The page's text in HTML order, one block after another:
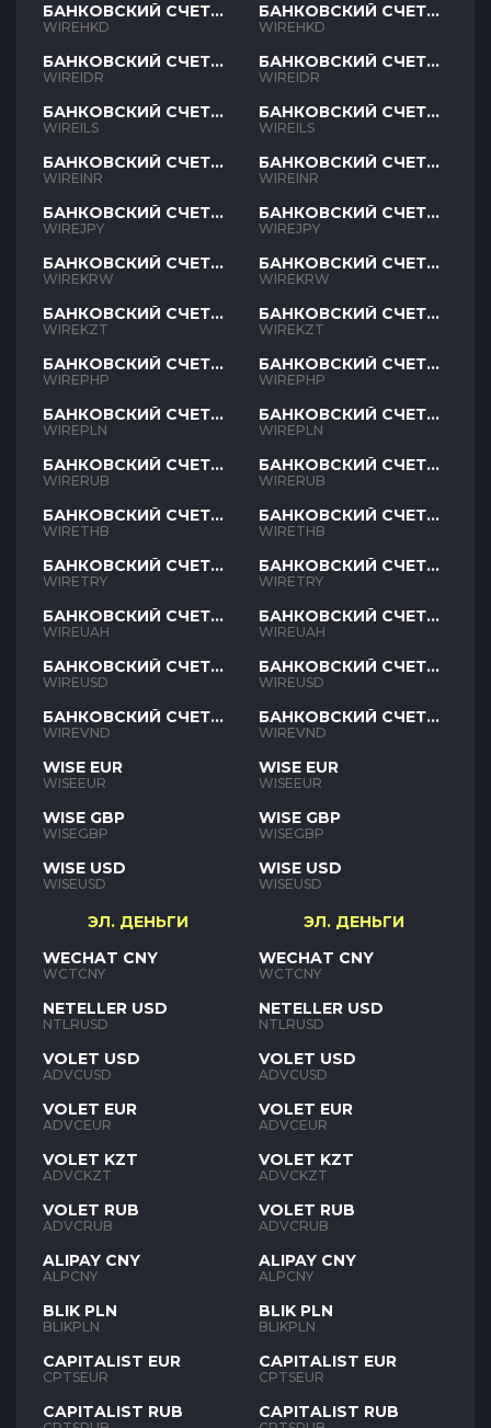
БАНКОВСКИЙ СЧЕТ
HKD
WIREHKD
БАНКОВСКИЙ СЧЕТ
IDR
WIREIDR
БАНКОВСКИЙ СЧЕТ
ILS
WIREILS
БАНКОВСКИЙ СЧЕТ
INR
WIREINR
БАНКОВСКИЙ СЧЕТ
JPY
WIREJPY
БАНКОВСКИЙ СЧЕТ
KRW
WIREKRW
БАНКОВСКИЙ СЧЕТ
KZT
WIREKZT
БАНКОВСКИЙ СЧЕТ
PHP
WIREPHP
БАНКОВСКИЙ СЧЕТ
PLN
WIREPLN
БАНКОВСКИЙ СЧЕТ
RUB
WIRERUB
БАНКОВСКИЙ СЧЕТ
THB
WIRETHB
БАНКОВСКИЙ СЧЕТ
TRY
WIRETRY
БАНКОВСКИЙ СЧЕТ
UAH
WIREUAH
БАНКОВСКИЙ СЧЕТ
USD
WIREUSD
БАНКОВСКИЙ СЧЕТ
VND
WIREVND
WISE EUR
WISEEUR
WISE GBP
WISEGBP
WISE USD
WISEUSD
ЭЛ. ДЕНЬГИ
WECHAT CNY
WCTCNY
NETELLER USD
NTLRUSD
VOLET USD
ADVCUSD
VOLET EUR
ADVCEUR
VOLET KZT
ADVCKZT
VOLET RUB
ADVCRUB
ALIPAY CNY
ALPCNY
BLIK PLN
BLIKPLN
CAPITALIST EUR
CPTSEUR
CAPITALIST RUB
БАНКОВСКИЙ СЧЕТ
HKD
WIREHKD
БАНКОВСКИЙ СЧЕТ
IDR
WIREIDR
БАНКОВСКИЙ СЧЕТ
ILS
WIREILS
БАНКОВСКИЙ СЧЕТ
INR
WIREINR
БАНКОВСКИЙ СЧЕТ
JPY
WIREJPY
БАНКОВСКИЙ СЧЕТ
KRW
WIREKRW
БАНКОВСКИЙ СЧЕТ
KZT
WIREKZT
БАНКОВСКИЙ СЧЕТ
PHP
WIREPHP
БАНКОВСКИЙ СЧЕТ
PLN
WIREPLN
БАНКОВСКИЙ СЧЕТ
RUB
WIRERUB
БАНКОВСКИЙ СЧЕТ
THB
WIRETHB
БАНКОВСКИЙ СЧЕТ
TRY
WIRETRY
БАНКОВСКИЙ СЧЕТ
UAH
WIREUAH
БАНКОВСКИЙ СЧЕТ
USD
WIREUSD
БАНКОВСКИЙ СЧЕТ
VND
WIREVND
WISE EUR
WISEEUR
WISE GBP
WISEGBP
WISE USD
WISEUSD
ЭЛ. ДЕНЬГИ
WECHAT CNY
WCTCNY
NETELLER USD
NTLRUSD
VOLET USD
ADVCUSD
VOLET EUR
ADVCEUR
VOLET KZT
ADVCKZT
VOLET RUB
ADVCRUB
ALIPAY CNY
ALPCNY
BLIK PLN
BLIKPLN
CAPITALIST EUR
CPTSEUR
CAPITALIST RUB